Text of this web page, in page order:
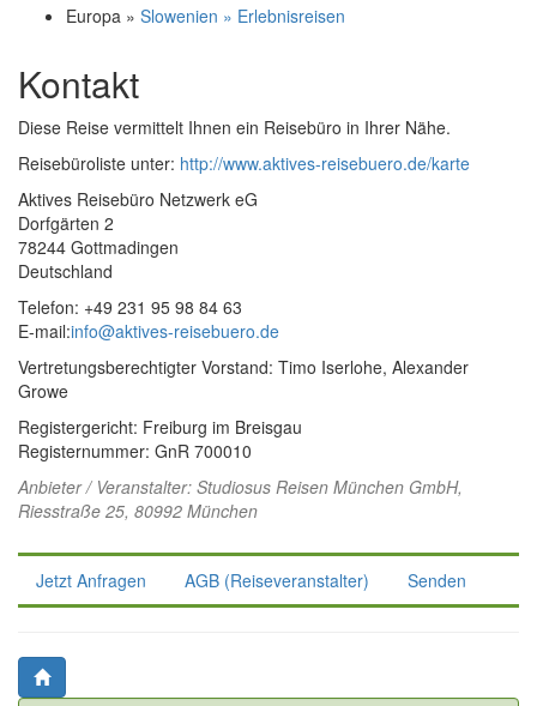
Europa » Slowenien » Erlebnisreisen
Kontakt
Diese Reise vermittelt Ihnen ein Reisebüro in Ihrer Nähe.
Reisebüroliste unter: http://www.aktives-reisebuero.de/karte
Aktives Reisebüro Netzwerk eG
Dorfgärten 2
78244 Gottmadingen
Deutschland
Telefon: +49 231 95 98 84 63
E-mail:info@aktives-reisebuero.de
Vertretungsberechtigter Vorstand: Timo Iserlohe, Alexander
Growe
Registergericht: Freiburg im Breisgau
Registernummer: GnR 700010
Anbieter / Veranstalter: Studiosus Reisen München GmbH,
Riesstraße 25, 80992 München
Jetzt Anfragen AGB (Reiseveranstalter) Senden